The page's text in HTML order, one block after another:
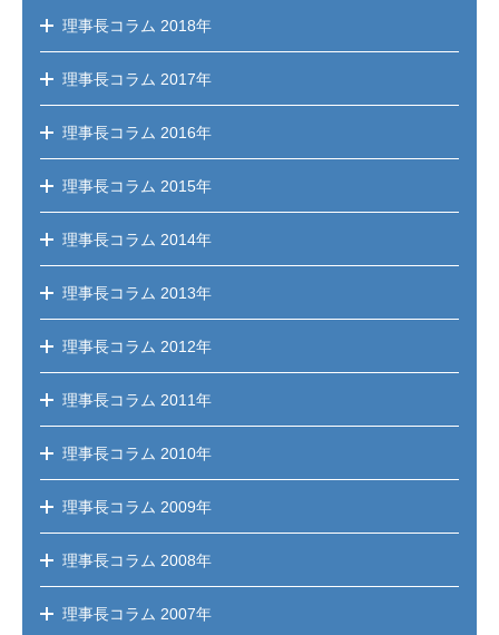
理事長コラム 2018年
理事長コラム 2017年
理事長コラム 2016年
理事長コラム 2015年
理事長コラム 2014年
理事長コラム 2013年
理事長コラム 2012年
理事長コラム 2011年
理事長コラム 2010年
理事長コラム 2009年
理事長コラム 2008年
理事長コラム 2007年